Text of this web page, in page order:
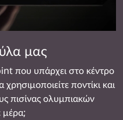
μας
που υπάρχει στο κέντρο
ποντίκι και
πισίνας ολυμπιακών
μέρα;